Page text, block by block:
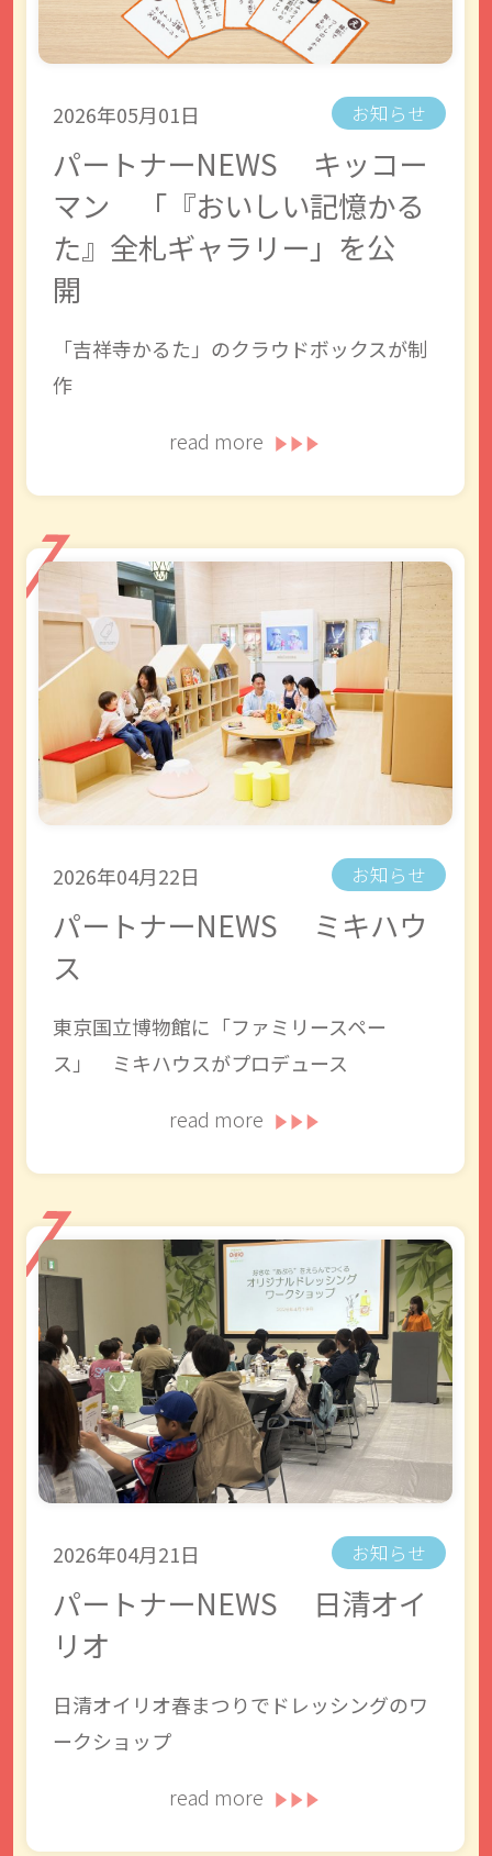
2026年05月01日 お知らせ
パートナーNEWS キッコー
マン 「『おいしい記憶かる
た』全札ギャラリー」を公
開
「吉祥寺かるた」のクラウドボックスが制
作
read more
2026年04月22日 お知らせ
パートナーNEWS ミキハウ
ス
東京国立博物館に「ファミリースペー
ス」 ミキハウスがプロデュース
read more
2026年04月21日 お知らせ
パートナーNEWS 日清オイ
リオ
日清オイリオ春まつりでドレッシングのワ
ークショップ
read more